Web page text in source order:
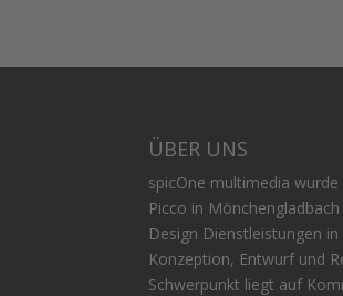
ÜBER UNS
spicOne multimedia
Picco in
Design Dienstleistungen
Konzeption, Entwurf und
Schwerpunkt liegt auf